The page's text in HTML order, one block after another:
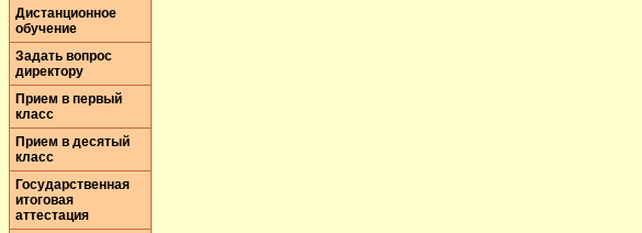
Дистанционное
обучение
Задать вопрос
директору
Прием в первый
класс
Прием в десятый
класс
Государственная
итоговая
аттестация